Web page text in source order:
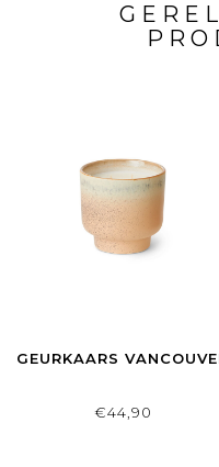
GEURKAARS
€44,90